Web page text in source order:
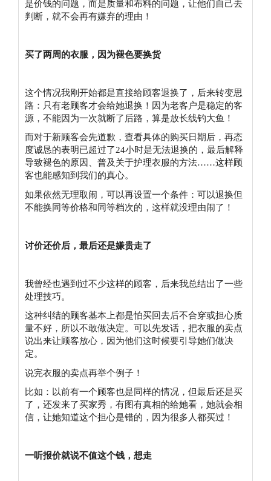
是价钱的问题，而是质量和布料的问题，让他们自己去
判断，就不会再有嫌弃的理由！
买了两周的衣服，因为褪色要换货
这个情况我刚开始都是直接给顾客退换了，后来转变思
路：只有老顾客才会给她退换！因为老客户是稳定的客
源，不能因为一次就断了后路，算是放长线钓大鱼！
而对于新顾客会先道歉，查看具体的购买日期后，再态
度诚恳的表明已超过了24小时是无法退换的，最后解释
导致褪色的原因、普及关于护理衣服的方法……这样顾
客也能感知到我们的真心。
如果依然无理取闹，可以再设置一个条件：可以退换但
不能换同等价格和同等档次的，这样就没理由闹了！
讨价还价后，最后还是嫌贵走了
我曾经也遇到过不少这样的顾客，后来我总结出了一些
处理技巧。
这种纠结的顾客基本上都是怕买回去后不合穿或担心质
量不好，所以不敢做决定。可以先发话，把衣服的卖点
说出来让顾客放心，因为他们这时候要引导她们做决
定。
说完衣服的卖点再举个例子！
比如：以前有一个顾客也是同样的情况，但最后还是买
了，还发来了买家秀，有图有真相的给她看，她就会相
信，让她知道这个担心是错的，因为很多人都买过！
一听报价就说不值这个钱，想走